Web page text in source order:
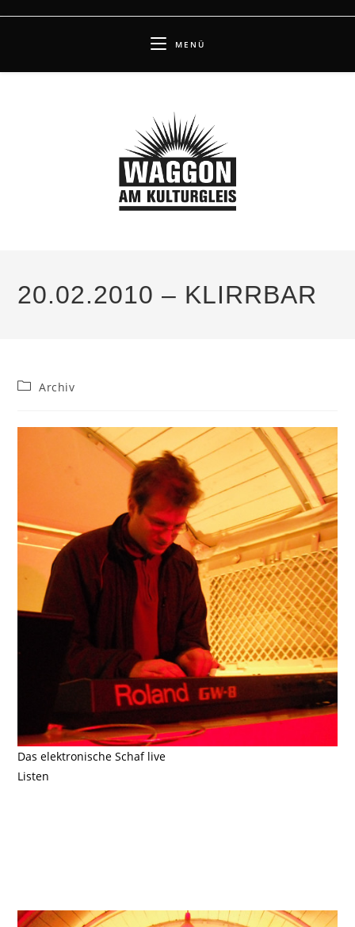
MENÜ
20.02.2010 – KLIRRBAR
Beitrags-
Archiv
Das elektronische Schaf live
Listen